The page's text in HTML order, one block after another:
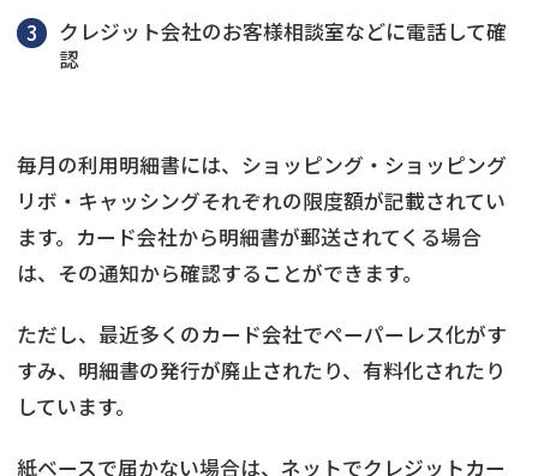
クレジット会社のお客様相談室などに電話して確
認
毎月の利用明細書には、ショッピング・ショッピング
リボ・キャッシングそれぞれの限度額が記載されてい
ます。カード会社から明細書が郵送されてくる場合
は、その通知から確認することができます。
ただし、最近多くのカード会社でペーパーレス化がす
すみ、明細書の発行が廃止されたり、有料化されたり
しています。
紙ベースで届かない場合は、ネットでクレジットカー